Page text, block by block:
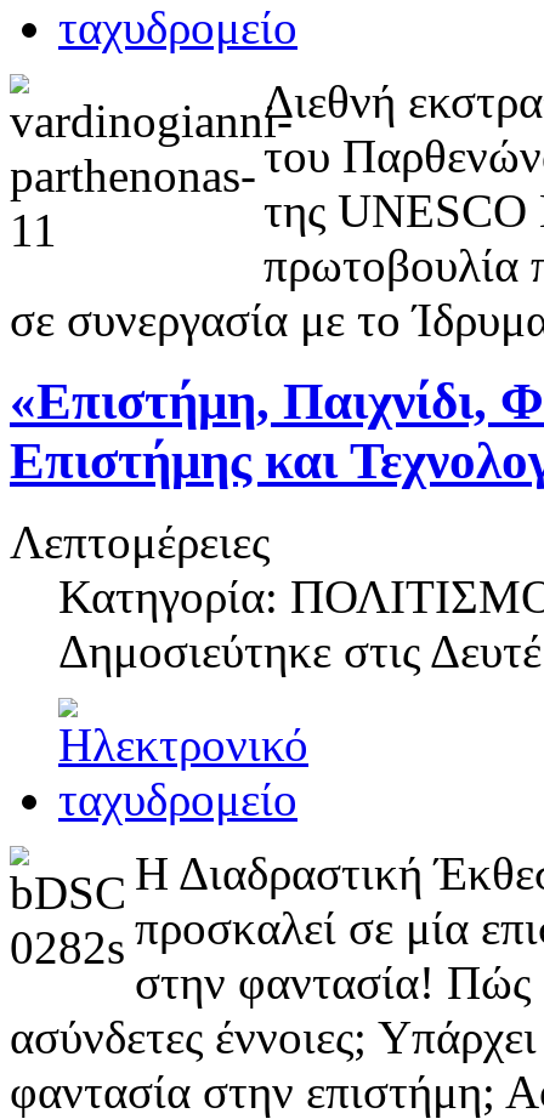
Διεθνή
του
της UNESCO
πρωτοβουλία
σε συνεργασία με το
«Επιστήμη, Παιχνίδι,
Επιστήμης και
Λεπτομέρειες
Κατηγορία:
Δημοσιεύτηκε στις
Η Διαδραστική
προσκαλεί σε μία
στην φαντασία! Πώς
ασύνδετες έννοιες;
φαντασία στην επιστήμη;